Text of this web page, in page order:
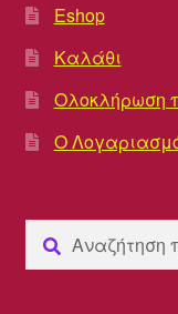
Eshop
Καλάθι
Ολοκλήρωση
Ο
Αναζήτηση
για:
Αναζήτηση